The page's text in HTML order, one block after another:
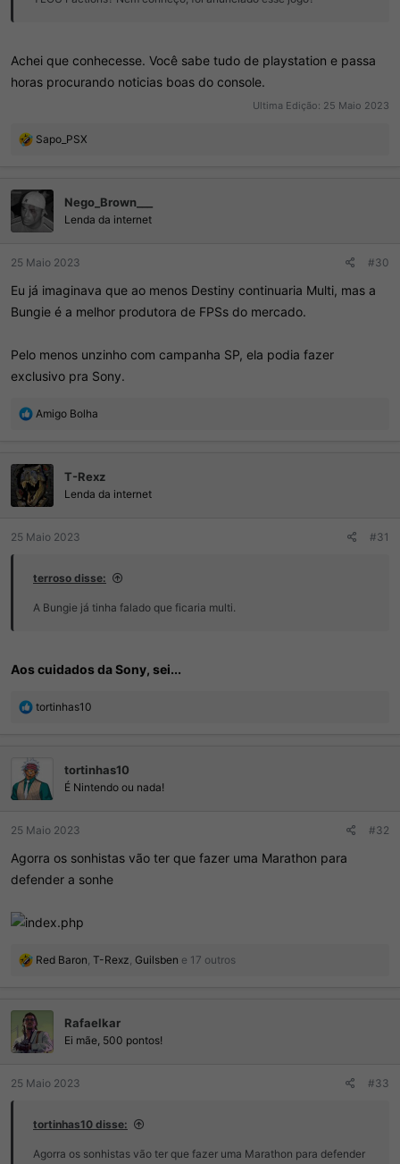
Achei que conhecesse. Você sabe tudo de playstation e passa
horas procurando noticias boas do console.
Ultima Edição: 25 Maio 2023
R
e
s
Sapo_PSX
Nego_Brown___
Lenda da internet
25 Maio 2023 #30
Eu já imaginava que ao menos Destiny continuaria Multi, mas a
Bungie é a melhor produtora de FPSs do mercado.
Pelo menos unzinho com campanha SP, ela podia fazer
exclusivo pra Sony.
R
õ
e
s
Amigo Bolha
T-Rexz
Lenda da internet
25 Maio 2023 #31
terroso disse:
A Bungie já tinha falado que ficaria multi.
Aos cuidados da Sony, sei...
R
õ
e
s
tortinhas10
tortinhas10
É Nintendo ou nada!
25 Maio 2023 #32
Agorra os sonhistas vão ter que fazer uma Marathon para
defender a sonhe
R
õ
e
s
Red Baron T-Rexz Guilsben e 17 outros
Rafaelkar
Ei mãe, 500 pontos!
25 Maio 2023 #33
tortinhas10 disse:
Agorra os sonhistas vão ter que fazer uma Marathon para defender